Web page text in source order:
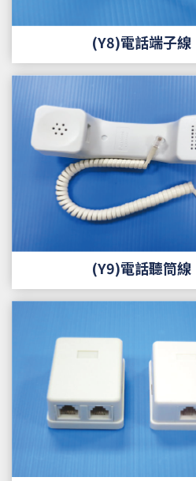
(Y8)電話端子線
(Y9)電話聽筒線